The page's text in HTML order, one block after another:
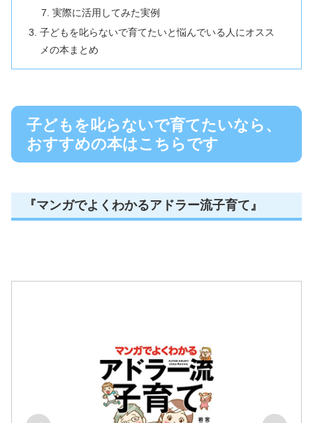
実際に活用してみた実例
子どもを叱らないで育てたいと悩んでいる人にオスス
メの本まとめ
子どもを叱らないで育てたいなら、
おすすめの本はこちらです
『マンガでよくわかるアドラー流子育て』